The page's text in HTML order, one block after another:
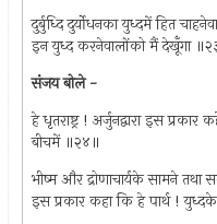
दुर्बुध्दि दुर्योधनका युध्दमें हित
इन युध्द करनेवालोंको मैं देखूँगा
संजय बोले -
हे धृतराष्ट्र ! अर्जुनद्वारा इस
बीचमें ॥२४॥
भीष्म और द्रोणाचार्यके सामने
इस प्रकार कहा कि हे पार्थ !